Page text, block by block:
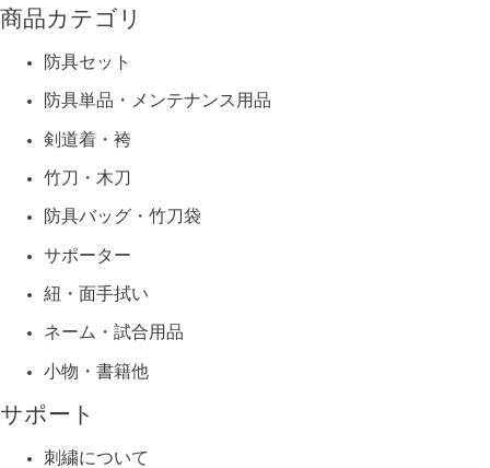
商品カテゴリ
防具セット
防具単品・メンテナンス用品
剣道着・袴
竹刀・木刀
防具バッグ・竹刀袋
サポーター
紐・面手拭い
ネーム・試合用品
小物・書籍他
サポート
刺繍について